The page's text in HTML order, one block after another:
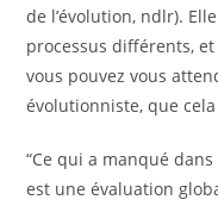
de l’évolution, ndlr).
processus différents,
vous pouvez vous
évolutionniste, que
“Ce qui a manqué
est une évaluation